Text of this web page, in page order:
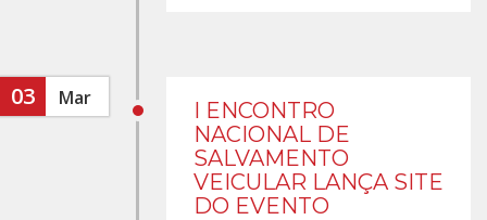
03 Mar
I ENCONTRO
NACIONAL DE
SALVAMENTO
VEICULAR LANÇA SITE
DO EVENTO